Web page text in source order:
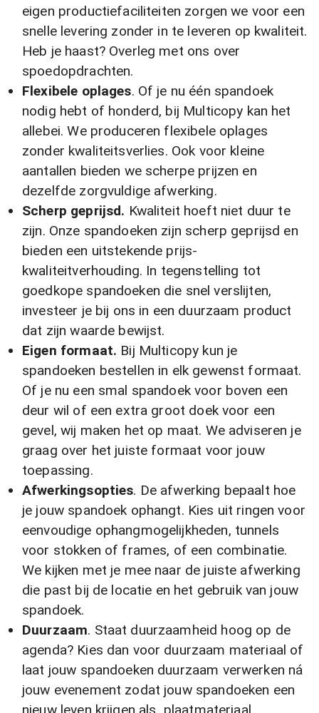
eigen productiefaciliteiten zorgen we voor een
snelle levering zonder in te leveren op kwaliteit.
Heb je haast? Overleg met ons over
spoedopdrachten.
Flexibele oplages. Of je nu één spandoek
nodig hebt of honderd, bij Multicopy kan het
allebei. We produceren flexibele oplages
zonder kwaliteitsverlies. Ook voor kleine
aantallen bieden we scherpe prijzen en
dezelfde zorgvuldige afwerking.
Scherp geprijsd. Kwaliteit hoeft niet duur te
zijn. Onze spandoeken zijn scherp geprijsd en
bieden een uitstekende prijs-
kwaliteitverhouding. In tegenstelling tot
goedkope spandoeken die snel verslijten,
investeer je bij ons in een duurzaam product
dat zijn waarde bewijst.
Eigen formaat. Bij Multicopy kun je
spandoeken bestellen in elk gewenst formaat.
Of je nu een smal spandoek voor boven een
deur wil of een extra groot doek voor een
gevel, wij maken het op maat. We adviseren je
graag over het juiste formaat voor jouw
toepassing.
Afwerkingsopties. De afwerking bepaalt hoe
je jouw spandoek ophangt. Kies uit ringen voor
eenvoudige ophangmogelijkheden, tunnels
voor stokken of frames, of een combinatie.
We kijken met je mee naar de juiste afwerking
die past bij de locatie en het gebruik van jouw
spandoek.
Duurzaam. Staat duurzaamheid hoog op de
agenda? Kies dan voor duurzaam materiaal of
laat jouw spandoeken duurzaam verwerken ná
jouw evenement zodat jouw spandoeken een